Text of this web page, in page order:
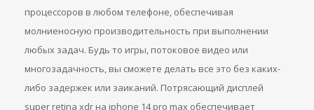
процессоров в любом телефоне, обеспечивая
молниеносную производительность при выполнении
любых задач. Будь то игры, потоковое видео или
многозадачность, вы сможете делать все это без каких-
либо задержек или заиканий. Потрясающий дисплей
super retina xdr на iphone 14 pro max обеспечивает